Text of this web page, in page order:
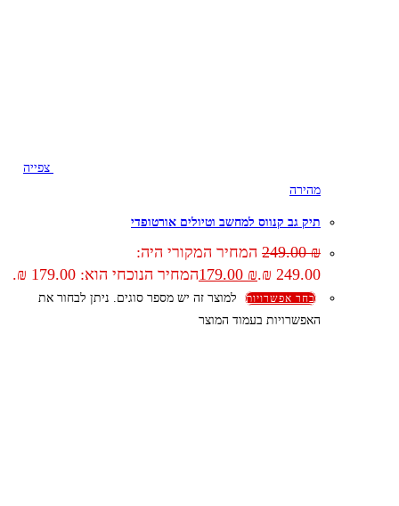
צפייה
מהירה
תיק גב קנווס למחשב וטיולים אורטופדי
249.00₪
המחיר המקורי היה:
249.00 ₪.
179.00 ₪ המחיר הנוכחי הוא: 179.00 ₪.
בחר אפשרויות
למוצר זה יש מספר סוגים. ניתן לבחור את
האפשרויות בעמוד המוצר